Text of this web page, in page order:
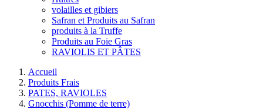
volailles et gibiers
Safran et Produits au Safran
produits à la Truffe
Produits au Foie Gras
RAVIOLIS ET PÂTES
Accueil
Produits Frais
PATES, RAVIOLES
Gnocchis (Pomme de terre)